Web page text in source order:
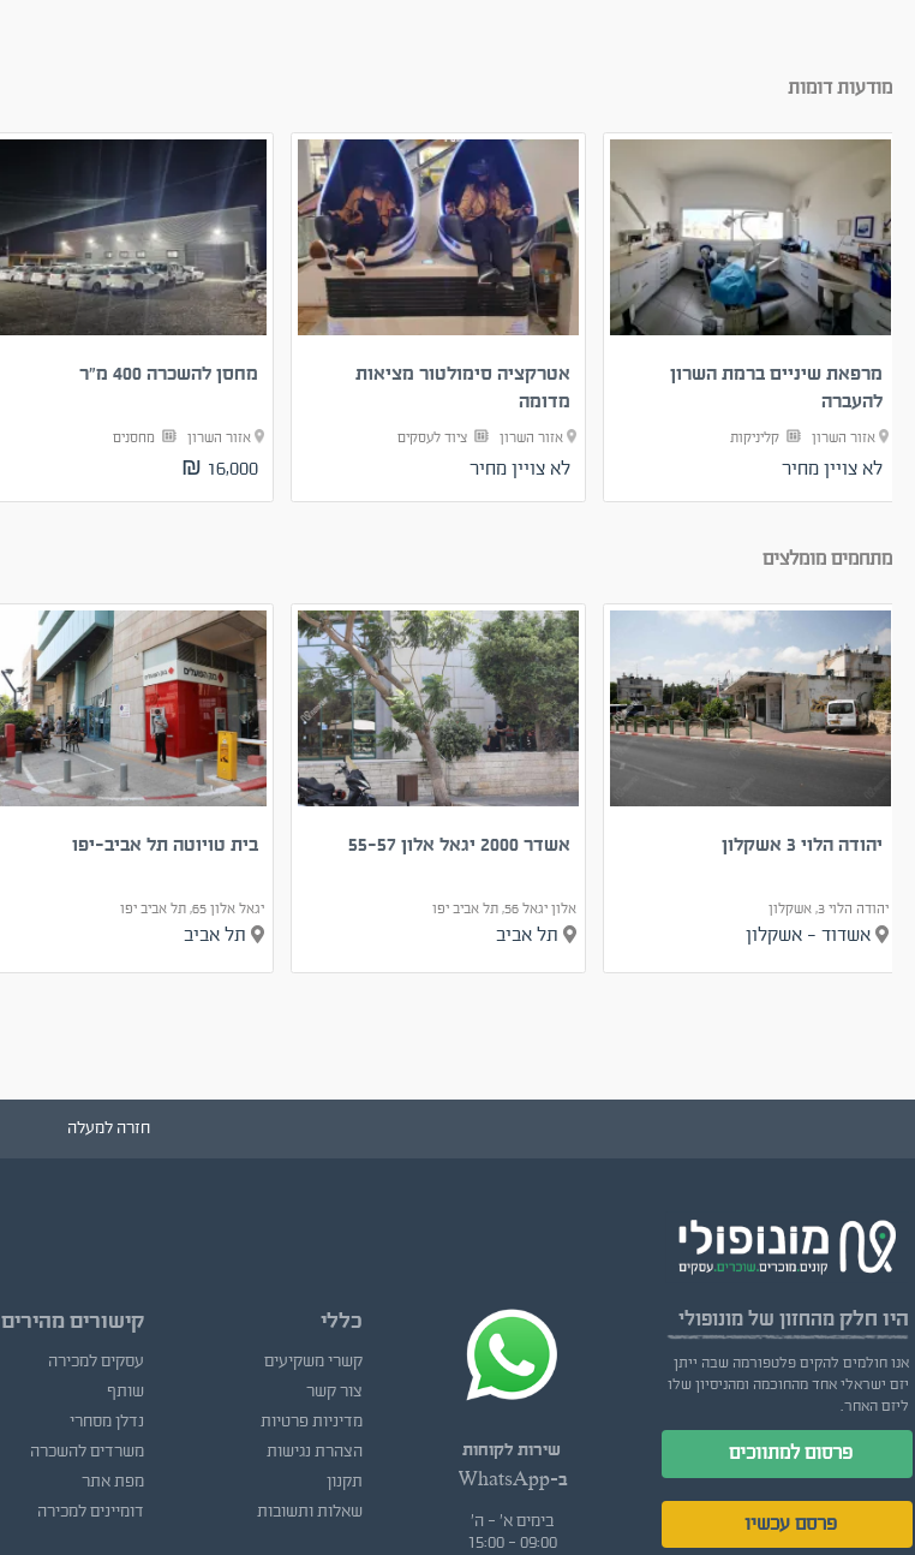
מודעות דומות
מרפאת שיניים ברמת השרון
להעברה
אזור השרון קליניקות
לא צויין מחיר
אטרקציה סימולטור מציאות
מדומה
אזור השרון ציוד לעסקים
לא צויין מחיר
מחסן להשכרה 400 מ״ר
אזור השרון מחסנים
16,000 ₪
מתחמים מומלצים
יהודה הלוי 3 אשקלון
יהודה הלוי 3, אשקלון
אשדוד - אשקלון
אשדר 2000 יגאל אלון 55-57
אלון יגאל 56, תל אביב יפו
תל אביב
בית טויוטה תל אביב-יפו
יגאל אלון 65, תל אביב יפו
תל אביב
חזרה למעלה
היו חלקמהחזון של מונופולי
אנו חולמים להקים פלטפורמה שבה ייתן
יזם ישראלי אחד מהחוכמה ומהניסיון שלו
ליזם האחר.
פרסום למתווכים
פרסם עכשיו
שירות לקוחות
ב-WhatsApp
בימים א' - ה'
09:00 - 15:00
כללי
קשרי משקיעים
צור קשר
מדיניות פרטיות
הצהרת נגישות
תקנון
שאלות ותשובות
קישורים מהירים
עסקים למכירה
שותף
נדלן מסחרי
משרדים להשכרה
מפת אתר
דומיינים למכירה